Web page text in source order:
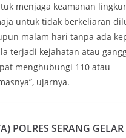
menjaga keamanan
untuk tidak berkeliaran
malam hari tanpa ada
terjadi kejahatan atau
menghubungi 110 atau
ujarnya.
POLRES SERANG